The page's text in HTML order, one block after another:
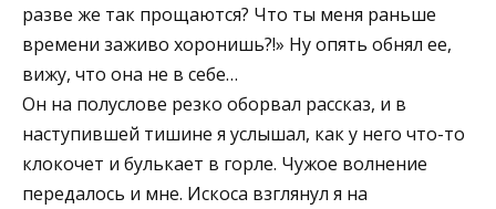
разве же так прощаются? Что ты меня раньше
времени заживо хоронишь?!» Ну опять обнял ее,
вижу, что она не в себе…
Он на полуслове резко оборвал рассказ, и в
наступившей тишине я услышал, как у него что-то
клокочет и булькает в горле. Чужое волнение
передалось и мне. Искоса взглянул я на